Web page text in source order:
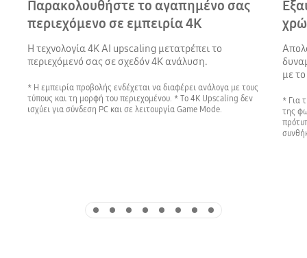
Παρακολουθήστε το αγαπημένο σας
περιεχόμενο σε εμπειρία 4K
Η τεχνολογία 4K ΑΙ upscaling μετατρέπει το
περιεχόμενό σας σε σχεδόν 4Κ ανάλυση.
* Η εμπειρία προβολής ενδέχεται να διαφέρει ανάλογα με τους
τύπους και τη μορφή του περιεχομένου. * Το 4K Upscaling δεν
ισχύει για σύνδεση PC και σε λειτουργία Game Mode.
με
* Για
της